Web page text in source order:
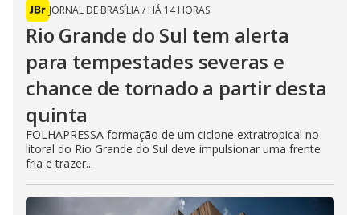
JORNAL DE BRASÍLIA/ HÁ 14 HORAS
Rio Grande do Sul tem alerta
para tempestades severas e
chance de tornado a partir desta
quinta
FOLHAPRESSA formação de um ciclone extratropical no
litoral do Rio Grande do Sul deve impulsionar uma frente
fria e trazer...